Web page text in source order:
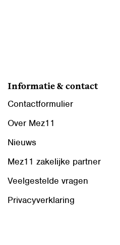
Informatie & contact
Contactformulier
Over Mez11
Nieuws
Mez11 zakelijke partner
Veelgestelde vragen
Privacyverklaring